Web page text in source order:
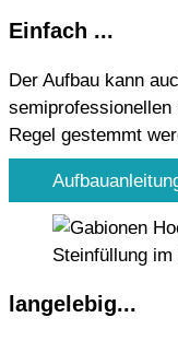
Einfach ...
Der Aufbau kann
Regel gestemmt
langelebig...